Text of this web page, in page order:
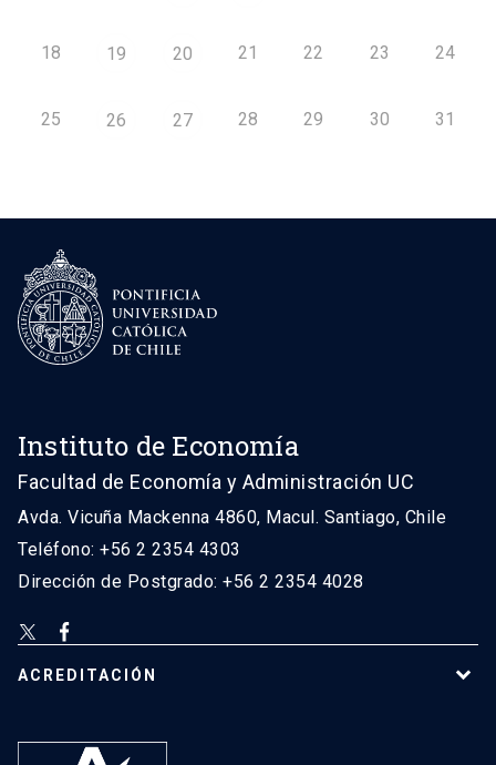
18 19 20 21 22 23 24
25 26 27 28 29 30 31
Instituto de Economía
Facultad de Economía y Administración UC
Avda. Vicuña Mackenna 4860, Macul. Santiago, Chile
Teléfono: +56 2 2354 4303
Dirección de Postgrado: +56 2 2354 4028
ACREDITACIÓN